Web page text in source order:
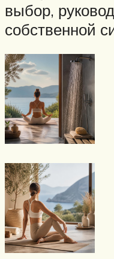
выбор,
собственной